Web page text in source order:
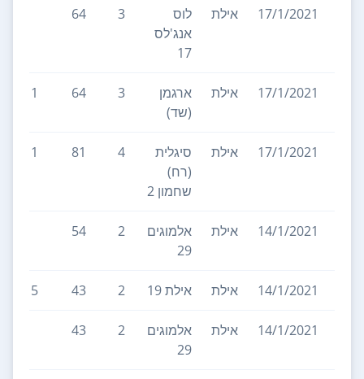
17/1/2021 אילת
לוס
אנג'לס
17
3
64
17/1/2021 אילת
ארגמן
(שד)
3
64
1
17/1/2021 אילת
סיגלית
(רח)
שחמון 2
4
81
1
14/1/2021 אילת
אלמוגים
29
2
54
14/1/2021 אילת אילת 19 2
43
5
14/1/2021 אילת
אלמוגים
29
2
43